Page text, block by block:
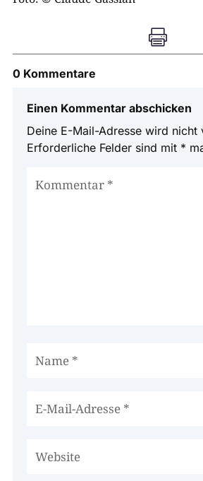

0 Kommentare
Einen Kommentar abschicken
Deine E-Mail-Adresse wird nicht
Erforderliche Felder sind mit *